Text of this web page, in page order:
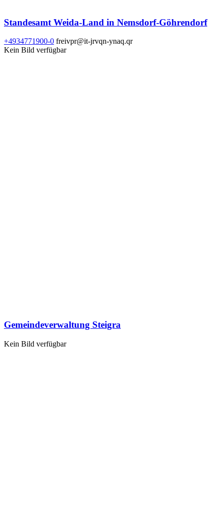
Standesamt Weida-Land in Nemsdorf-Göhrendorf
+4934771900-0 freivpr@it-jrvqn-ynaq.qr
Kein Bild verfügbar
Gemeindeverwaltung Steigra
Kein Bild verfügbar